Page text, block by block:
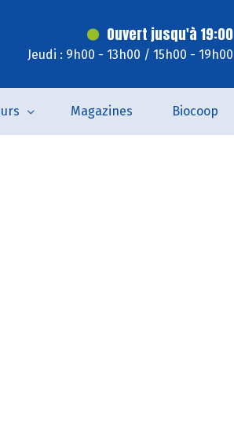
Ouvert jusqu'à 19:00
Jeudi : 9h00 - 13h00 / 15h00 - 19h00
Magazines Biocoop